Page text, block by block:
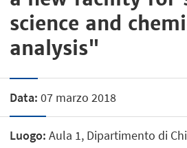
science and
analysis"
Data: 07 marzo 2018
Luogo: Aula 1, Dipartimento di